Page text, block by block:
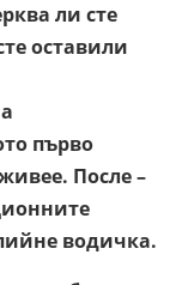
ли сте
оставили
първо
После –
водичка.